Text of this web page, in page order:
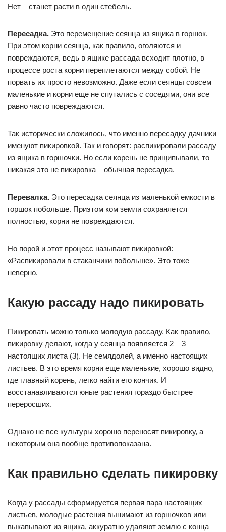
Нет – станет расти в один стебель.
Пересадка. Это перемещение сеянца из ящика в горшок.
При этом корни сеянца, как правило, оголяются и
повреждаются, ведь в ящике рассада всходит плотно, в
процессе роста корни переплетаются между собой. Не
порвать их просто невозможно. Даже если сеянцы совсем
маленькие и корни еще не спутались с соседями, они все
равно часто повреждаются.
Так исторически сложилось, что именно пересадку дачники
именуют пикировкой. Так и говорят: распикировали рассаду
из ящика в горшочки. Но если корень не прищипывали, то
никакая это не пикировка – обычная пересадка.
Перевалка. Это пересадка сеянца из маленькой емкости в
горшок побольше. Приэтом ком земли сохраняется
полностью, корни не повреждаются.
Но порой и этот процесс называют пикировкой:
«Распикировали в стаканчики побольше». Это тоже
неверно.
Какую рассаду надо пикировать
Пикировать можно только молодую рассаду. Как правило,
пикировку делают, когда у сеянца появляется 2 – 3
настоящих листа (3). Не семядолей, а именно настоящих
листьев. В это время корни еще маленькие, хорошо видно,
где главный корень, легко найти его кончик. И
восстанавливаются юные растения гораздо быстрее
переросших.
Однако не все культуры хорошо переносят пикировку, а
некоторым она вообще противопоказана.
Как правильно сделать пикировку
Когда у рассады сформируется первая пара настоящих
листьев, молодые растения вынимают из горшочков или
выкапывают из ящика, аккуратно удаляют землю с конца